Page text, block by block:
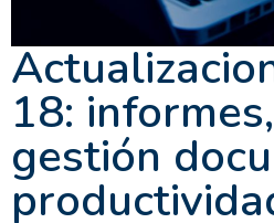
18:
gestión